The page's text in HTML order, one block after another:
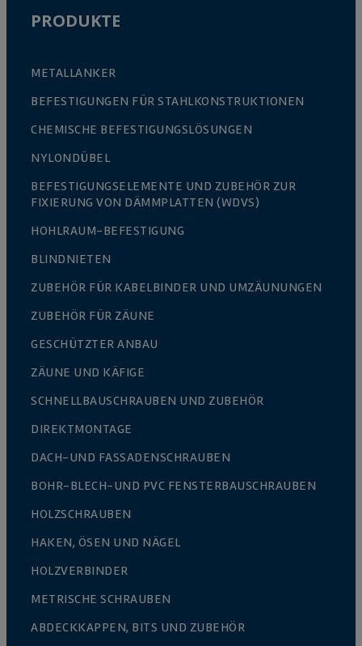
PRODUKTE
METALLANKER
BEFESTIGUNGEN FÜR STAHLKONSTRUKTIONEN
CHEMISCHE BEFESTIGUNGSLÖSUNGEN
NYLONDÜBEL
BEFESTIGUNGSELEMENTE UND ZUBEHÖR ZUR
FIXIERUNG VON DÄMMPLATTEN (WDVS)
HOHLRAUM-BEFESTIGUNG
BLINDNIETEN
ZUBEHÖR FÜR KABELBINDER UND UMZÄUNUNGEN
ZUBEHÖR FÜR ZÄUNE
GESCHÜTZTER ANBAU
ZÄUNE UND KÄFIGE
SCHNELLBAUSCHRAUBEN UND ZUBEHÖR
DIREKTMONTAGE
DACH-UND FASSADENSCHRAUBEN
BOHR-BLECH-UND PVC FENSTERBAUSCHRAUBEN
HOLZSCHRAUBEN
HAKEN, ÖSEN UND NÄGEL
HOLZVERBINDER
METRISCHE SCHRAUBEN
ABDECKKAPPEN, BITS UND ZUBEHÖR